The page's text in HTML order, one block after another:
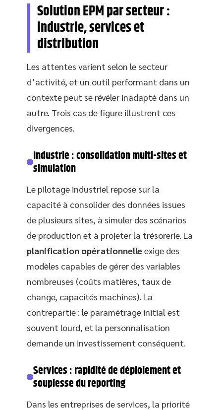
Solution EPM par secteur :
industrie, services et
distribution
Les attentes varient selon le secteur
d’activité, et un outil performant dans un
contexte peut se révéler inadapté dans un
autre. Trois cas de figure illustrent ces
divergences.
Industrie : consolidation multi-sites et
simulation
Le pilotage industriel repose sur la
capacité à consolider des données issues
de plusieurs sites, à simuler des scénarios
de production et à projeter la trésorerie. La
planification opérationnelleexige des
modèles capables de gérer des variables
nombreuses (coûts matières, taux de
change, capacités machines). La
contrepartie : le paramétrage initial est
souvent lourd, et la personnalisation
demande un investissement conséquent.
Services : rapidité de déploiement et
souplesse du reporting
Dans les entreprises de services, la priorité